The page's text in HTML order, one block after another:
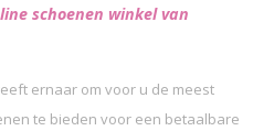
schoenen winkel van
ernaar om voor u de meest
te bieden voor een betaalbare